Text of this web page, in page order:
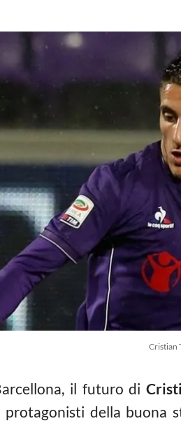
Cristian
il futuro di
della buona